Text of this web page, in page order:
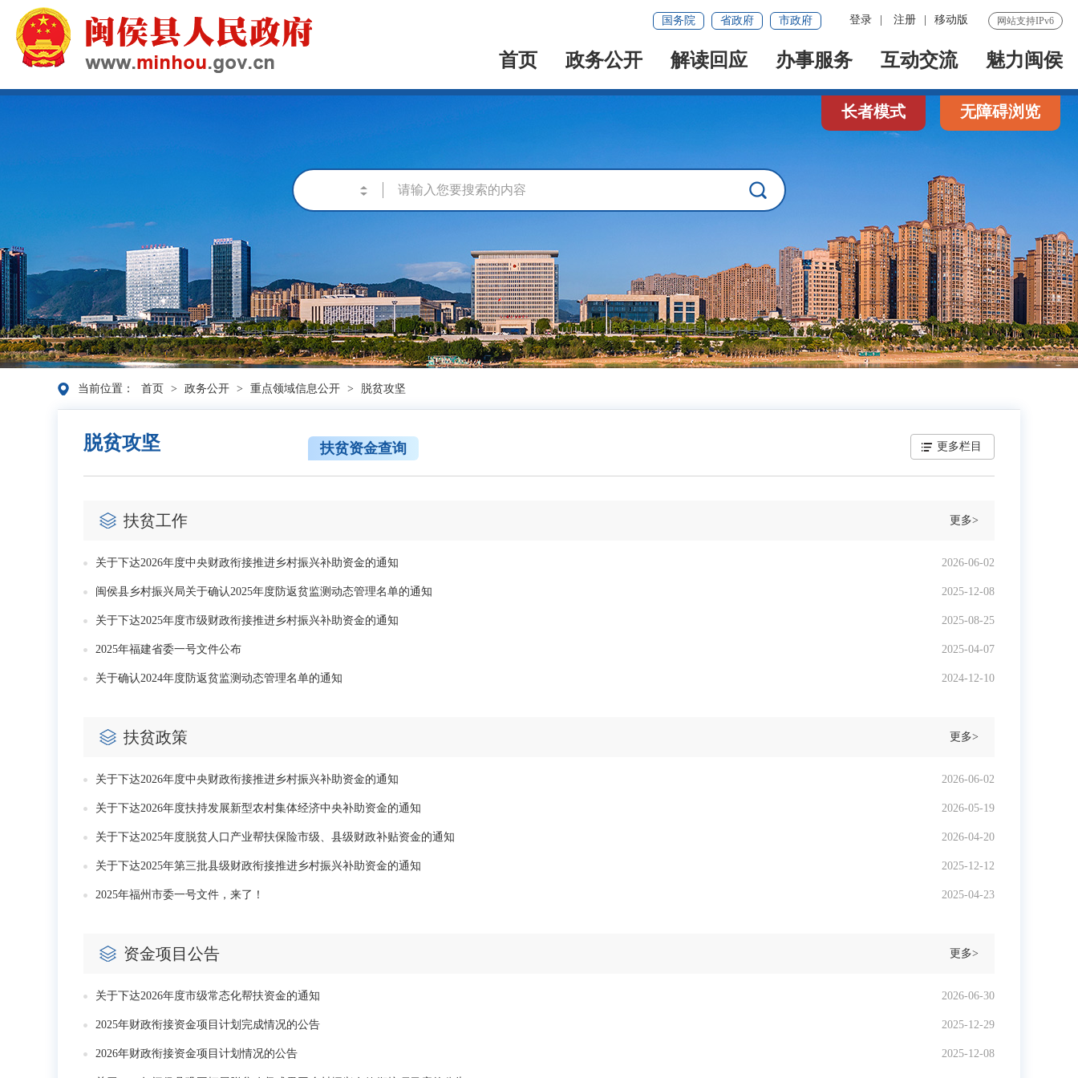
网站支持IPv6
登录 注册 移动版
国务院 省政府 市政府
首页 政务公开 解读回应 办事服务 互动交流 魅力闽侯
长者模式 无障碍浏览
当前位置： 首页 > 政务公开 > 重点领域信息公开 > 脱贫攻坚
脱贫攻坚 更多栏目
扶贫资金查询
扶贫工作 更多>
2026-06-02
关于下达2026年度中央财政衔接推进乡村振兴补助资金的通知
2025-12-08
闽侯县乡村振兴局关于确认2025年度防返贫监测动态管理名单的通知
2025-08-25
关于下达2025年度市级财政衔接推进乡村振兴补助资金的通知
2025-04-07
2025年福建省委一号文件公布
2024-12-10
关于确认2024年度防返贫监测动态管理名单的通知
扶贫政策 更多>
2026-06-02
关于下达2026年度中央财政衔接推进乡村振兴补助资金的通知
2026-05-19
关于下达2026年度扶持发展新型农村集体经济中央补助资金的通知
2026-04-20
关于下达2025年度脱贫人口产业帮扶保险市级、县级财政补贴资金的通知
2025-12-12
关于下达2025年第三批县级财政衔接推进乡村振兴补助资金的通知
2025-04-23
2025年福州市委一号文件，来了！
资金项目公告 更多>
2026-06-30
关于下达2026年度市级常态化帮扶资金的通知
2025-12-29
2025年财政衔接资金项目计划完成情况的公告
2025-12-08
2026年财政衔接资金项目计划情况的公告